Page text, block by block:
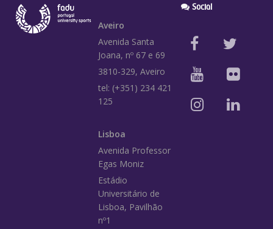
Aveiro
Avenida Santa
Joana, nº 67 e 69
3810-329, Aveiro
tel: (+351) 234 421
125
Lisboa
Avenida Professor
Egas Moniz
Estádio
Universitário de
Lisboa, Pavilhão
nº1
Social